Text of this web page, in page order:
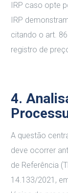
IRP caso opte
IRP
citando o art.
registro de
4.
A questão
deve ocorrer
de Referência
14.133/2021,